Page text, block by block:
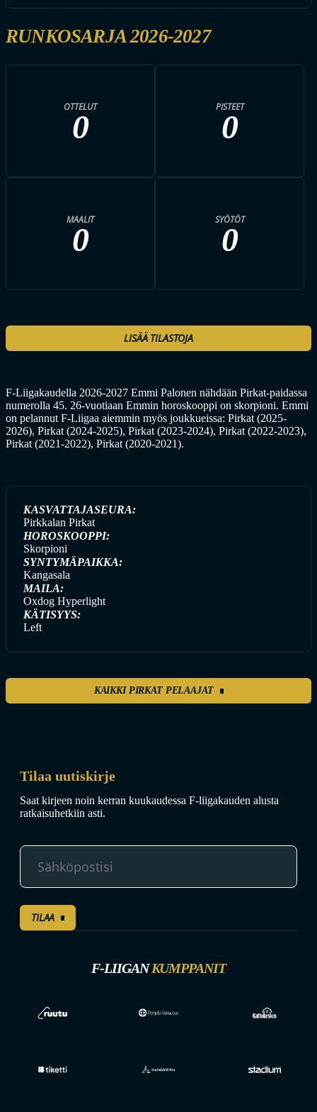
RUNKOSARJA 2026-2027
OTTELUT
0
PISTEET
0
MAALIT
0
SYÖTÖT
0
LISÄÄ TILASTOJA
F-Liigakaudella 2026-2027 Emmi Palonen nähdään Pirkat-paidassa
numerolla 45. 26-vuotiaan Emmin horoskooppi on skorpioni. Emmi
on pelannut F-Liigaa aiemmin myös joukkueissa: Pirkat (2025-
2026), Pirkat (2024-2025), Pirkat (2023-2024), Pirkat (2022-2023),
Pirkat (2021-2022), Pirkat (2020-2021).
KASVATTAJASEURA:
Pirkkalan Pirkat
HOROSKOOPPI:
Skorpioni
SYNTYMÄPAIKKA:
Kangasala
MAILA:
Oxdog Hyperlight
KÄTISYYS:
Left
KAIKKI PIRKAT PELAAJAT
Tilaa uutiskirje
Saat kirjeen noin kerran kuukaudessa F-liigakauden alusta
ratkaisuhetkiin asti.
TILAA
F-LIIGANKUMPPANIT